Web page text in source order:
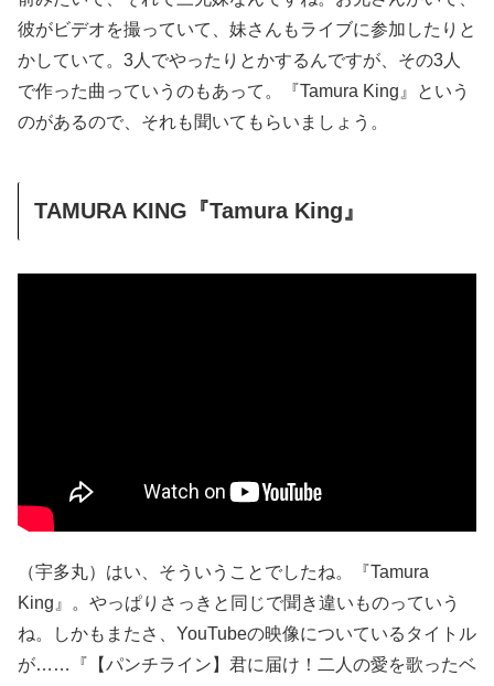
彼がビデオを撮っていて、妹さんもライブに参加したりと
かしていて。3人でやったりとかするんですが、その3人
で作った曲っていうのもあって。『Tamura King』という
のがあるので、それも聞いてもらいましょう。
TAMURA KING『Tamura King』
（宇多丸）はい、そういうことでしたね。『Tamura
King』。やっぱりさっきと同じで聞き違いものっていう
ね。しかもまたさ、YouTubeの映像についているタイトル
が……『【パンチライン】君に届け！二人の愛を歌ったベ